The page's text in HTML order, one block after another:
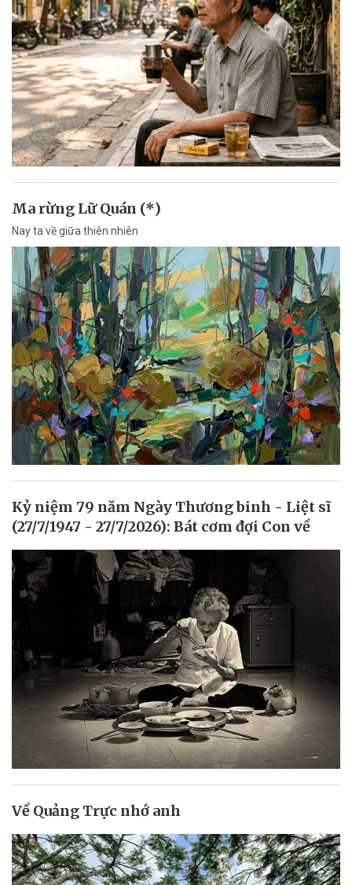
Ma rừng Lữ Quán (*)
Nay ta về giữa thiên nhiên
Kỷ niệm 79 năm Ngày Thương binh - Liệt sĩ
(27/7/1947 - 27/7/2026): Bát cơm đợi Con về
Về Quảng Trực nhớ anh